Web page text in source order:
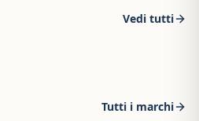
Vedi tutti
Tutti i marchi